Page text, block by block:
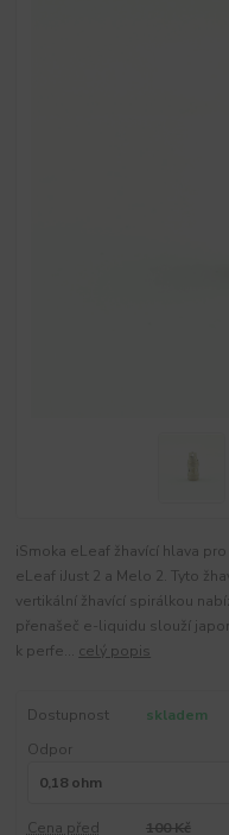
iSmoka eLeaf žhavící hlava
eLeaf iJust 2 a Melo 2. Tyto
vertikální žhavící spirálkou
přenašeč e-liquidu slouží
k perfe... celý popis
Dostupnost
skladem
Odpor
Cena před
100 Kč